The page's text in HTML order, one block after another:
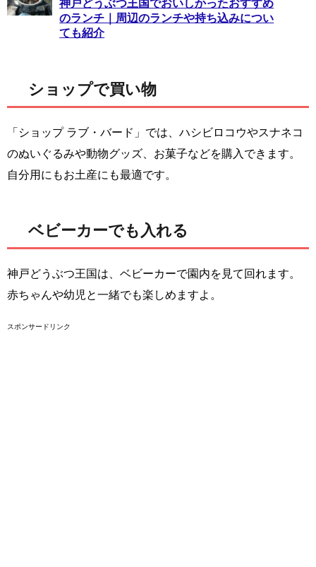
神戸どうぶつ王国でおいしかったおすすめ
のランチ｜周辺のランチや持ち込みについ
ても紹介
ショップで買い物
「ショップ ラブ・バード」では、ハシビロコウやスナネコ
のぬいぐるみや動物グッズ、お菓子などを購入できます。
自分用にもお土産にも最適です。
ベビーカーでも入れる
神戸どうぶつ王国は、ベビーカーで園内を見て回れます。
赤ちゃんや幼児と一緒でも楽しめますよ。
スポンサードリンク